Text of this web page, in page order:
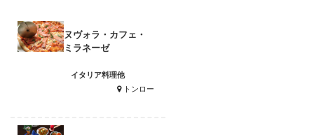
ヌヴォラ・カフェ・
ミラネーゼ
イタリア料理他
トンロー